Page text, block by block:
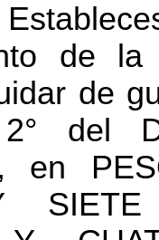
de la
de
2° del
en
SIETE